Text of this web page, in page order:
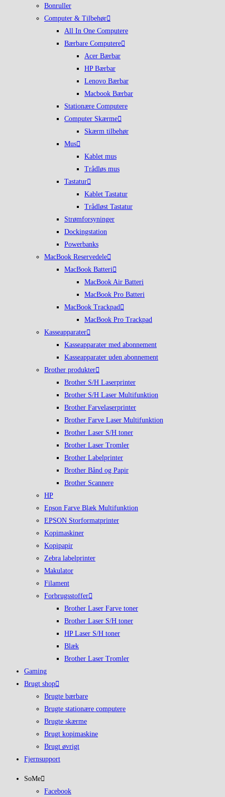
Bonruller
Computer & Tilbehør
All In One Computere
Bærbare Computere
Acer Bærbar
HP Bærbar
Lenovo Bærbar
Macbook Bærbar
Stationære Computere
Computer Skærme
Skærm tilbehør
Mus
Kablet mus
Trådløs mus
Tastatur
Kablet Tastatur
Trådløst Tastatur
Strømforsyninger
Dockingstation
Powerbanks
MacBook Reservedele
MacBook Batteri
MacBook Air Batteri
MacBook Pro Batteri
MacBook Trackpad
MacBook Pro Trackpad
Kasseapparater
Kasseapparater med abonnement
Kasseapparater uden abonnement
Brother produkter
Brother S/H Laserprinter
Brother S/H Laser Multifunktion
Brother Farvelaserprinter
Brother Farve Laser Multifunktion
Brother Laser S/H toner
Brother Laser Tromler
Brother Labelprinter
Brother Bånd og Papir
Brother Scannere
HP
Epson Farve Blæk Multifunktion
EPSON Storformatprinter
Kopimaskiner
Kopipapir
Zebra labelprinter
Makulator
Filament
Forbrugsstoffer
Brother Laser Farve toner
Brother Laser S/H toner
HP Laser S/H toner
Blæk
Brother Laser Tromler
Gaming
Brugt shop
Brugte bærbare
Brugte stationære computere
Brugte skærme
Brugt kopimaskine
Brugt øvrigt
Fjernsupport
SoMe
Facebook